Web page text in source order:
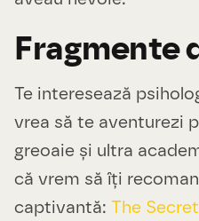
Fragmente
Te interesează
vrea să te aventurezi
greoaie și ultra
că vrem să îți
captivantă: The